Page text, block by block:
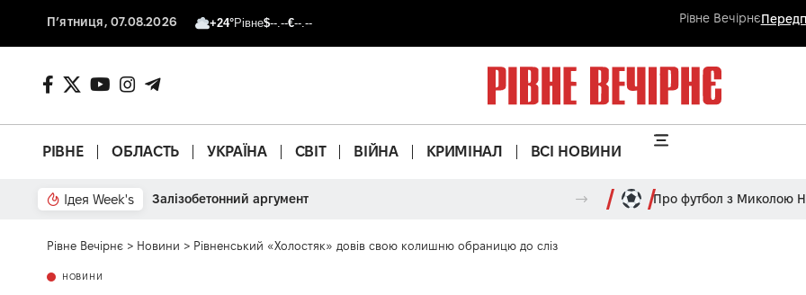
П’ятниця, 07.08.2026 +24°Рівне$--.--€--.-- Рівне Вечірнє
РІВНЕ ОБЛАСТЬ УКРАЇНА СВІТ ВІЙНА КРИМІНАЛ ВСІ НОВИНИ
Ідея Week's Залізобетонний аргумент Про футбол з Миколою
Рівне Вечірнє > Новини > Рівненський «Холостяк» довів свою колишню обраницю до сліз
НОВИНИ